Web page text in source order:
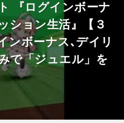
『ログインボーナ
ション生活』【３
ンボーナス､デイリ
で「ジュエル」を